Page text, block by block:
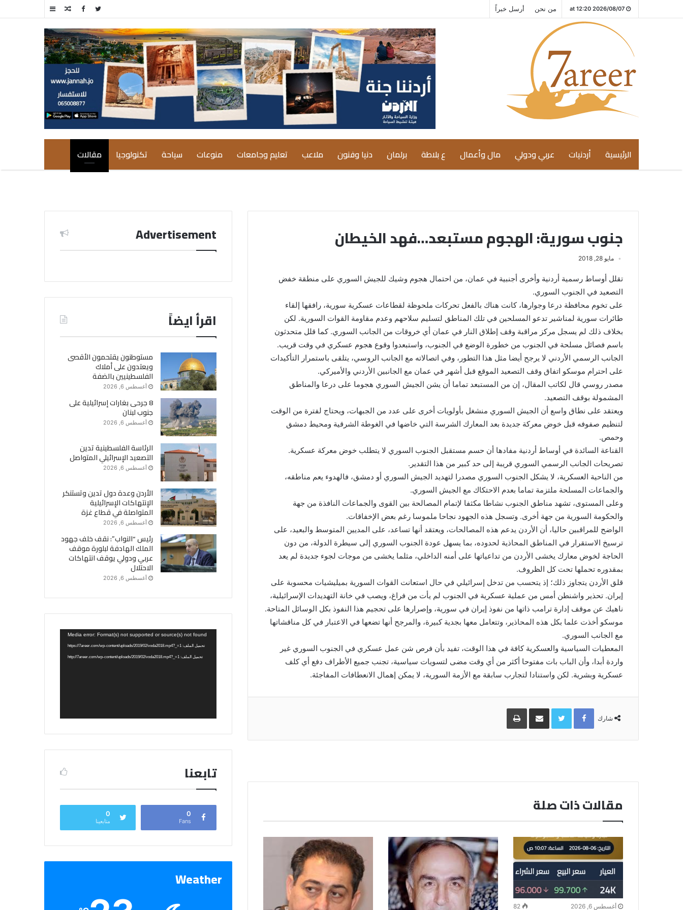
2026/08/07 at 12:20 من نحن أرسل خبراً إضافة
جانبي
مقال
الرئيسية أردنيات عربي ودولي مال وأعمال ع بلاطة برلمان دنيا وفنون ملاعب تعليم وجامعات منوعات سياحة تكنولوجيا مقالات
جنوب سورية: الهجوم مستبعد…فهد الخيطان
مايو 28, 2018
تقلل أوساط رسمية أردنية وأخرى أجنبية في عمان، من احتمال هجوم وشيك للجيش السوري على منطقة خفض
التصعيد في الجنوب السوري.
على تخوم محافظة درعا وجوارها، كانت هناك بالفعل تحركات ملحوظة لقطاعات عسكرية سورية، رافقها إلقاء
طائرات سورية لمناشير تدعو المسلحين في تلك المناطق لتسليم سلاحهم وعدم مقاومة القوات السورية. لكن
بخلاف ذلك لم يسجل مركز مراقبة وقف إطلاق النار في عمان أي خروقات من الجانب السوري. كما قلل متحدثون
باسم فصائل مسلحة في الجنوب من خطورة الوضع في الجنوب، واستبعدوا وقوع هجوم عسكري في وقت قريب.
الجانب الرسمي الأردني لا يرجح أيضا مثل هذا التطور، وفي اتصالاته مع الجانب الروسي، يتلقى باستمرار التأكيدات
على احترام موسكو اتفاق وقف التصعيد الموقع قبل أشهر في عمان مع الجانبين الأردني والأميركي.
مصدر روسي قال لكاتب المقال، إن من المستبعد تماما أن يشن الجيش السوري هجوما على درعا والمناطق
المشمولة بوقف التصعيد.
ويعتقد على نطاق واسع أن الجيش السوري منشغل بأولويات أخرى على عدد من الجبهات، ويحتاج لفترة من الوقت
لتنظيم صفوفه قبل خوض معركة جديدة بعد المعارك الشرسة التي خاضها في الغوطة الشرقية ومحيط دمشق
وحمص.
القناعة السائدة في أوساط أردنية مفادها أن حسم مستقبل الجنوب السوري لا يتطلب خوض معركة عسكرية.
تصريحات الجانب الرسمي السوري قريبة إلى حد كبير من هذا التقدير.
من الناحية العسكرية، لا يشكل الجنوب السوري مصدرا لتهديد الجيش السوري أو دمشق، فالهدوء يعم مناطقه،
والجماعات المسلحة ملتزمة تماما بعدم الاحتكاك مع الجيش السوري.
وعلى المستوى، تشهد مناطق الجنوب نشاطا مكثفا لإتمام المصالحة بين القوى والجماعات النافذة من جهة
والحكومة السورية من جهة أخرى. وتسجل هذه الجهود نجاحا ملموسا رغم بعض الإخفاقات.
الواضح للمراقبين حاليا، أن الأردن يدعم هذه المصالحات، ويعتقد أنها تساعد، على المديين المتوسط والبعيد، على
ترسيخ الاستقرار في المناطق المحاذية لحدوده، بما يسهل عودة الجنوب السوري إلى سيطرة الدولة، من دون
الحاجة لخوض معارك يخشى الأردن من تداعياتها على أمنه الداخلي، مثلما يخشى من موجات لجوء جديدة لم يعد
بمقدوره تحملها تحت كل الظروف.
قلق الأردن يتجاوز ذلك؛ إذ يتحسب من تدخل إسرائيلي في حال استعانت القوات السورية بميليشيات محسوبة على
إيران. تحذير واشنطن أمس من عملية عسكرية في الجنوب لم يأت من فراغ، ويصب في خانة التهديدات الإسرائيلية،
ناهيك عن موقف إدارة ترامب ذاتها من نفوذ إيران في سورية، وإصرارها على تحجيم هذا النفوذ بكل الوسائل المتاحة.
موسكو أخذت علما بكل هذه المحاذير، وتتعامل معها بجدية كبيرة، والمرجح أنها تضعها في الاعتبار في كل مناقشاتها
مع الجانب السوري.
المعطيات السياسية والعسكرية كافة في هذا الوقت، تفيد بأن فرص شن عمل عسكري في الجنوب السوري غير
واردة أبدا، وأن الباب بات مفتوحا أكثر من أي وقت مضى لتسويات سياسية، تجنب جميع الأطراف دفع أي كلف
عسكرية وبشرية. لكن واستنادا لتجارب سابقة مع الأزمة السورية، لا يمكن إهمال الانعطافات المفاجئة.
شارك
Facebook
Twitterمشاركة
البريد
طباعة
مقالات ذات صلة
أغسطس 6, 2026 82
Advertisement
اقرأ ايضاً
مستوطنون يقتحمون الأقصى
ويعتدون على أملاك
الفلسطينيين بالضفة
أغسطس 6, 2026
8 جرحى بغارات إسرائيلية على
جنوب لبنان
أغسطس 6, 2026
الرئاسة الفلسطينية تدين
التصعيد الإسرائيلي المتواصل
أغسطس 6, 2026
الأردن وعدة دول تدين وتستنكر
الإنتهاكات الإسرائيلية
المتواصلة في قطاع غزة
أغسطس 6, 2026
رئيس “النواب”: نقف خلف جهود
الملك الهادفة لبلورة موقف
عربي ودولي يوقف انتهاكات
الاحتلال
أغسطس 6, 2026
مشغل
الفيديو
Media error: Format(s) not supported or source(s) not found
تحميل الملف: https://7areer.com/wp-content/uploads/2019/02/voda2018.mp4?_=1
تحميل الملف: http://7areer.com/wp-content/uploads/2019/02/voda2018.mp4?_=1
تابعنا
0
Fans
0
متابعينا
Weather